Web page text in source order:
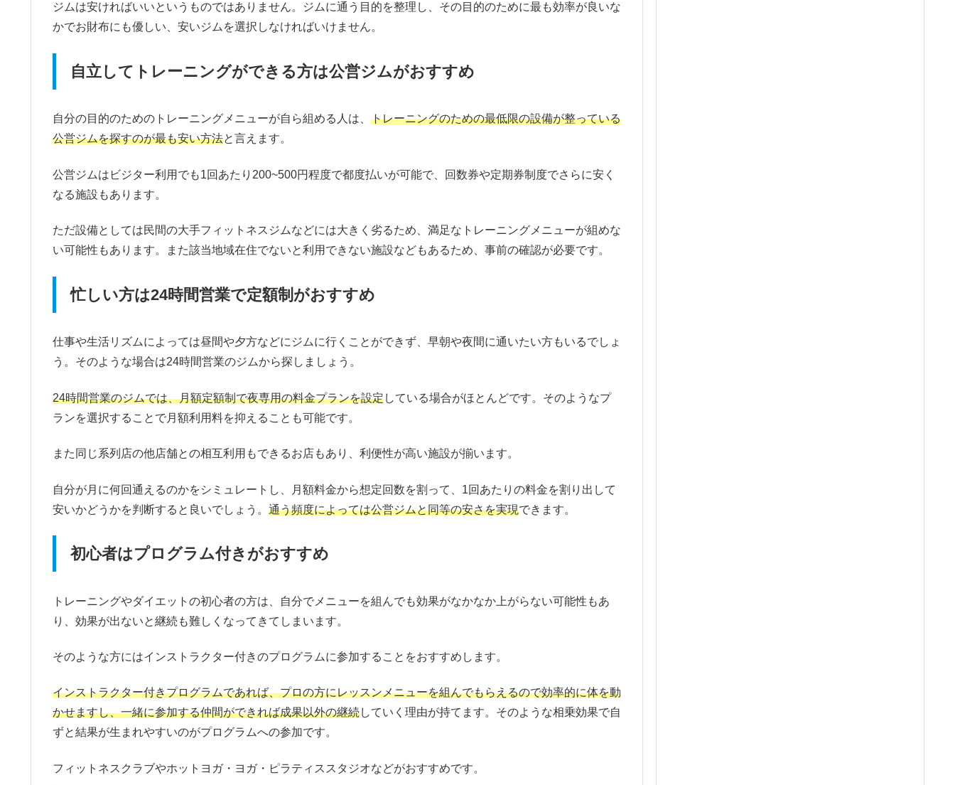
ジムは安ければいいというものではありません。ジムに通う目的を整理し、その目的のために最も効率が良いな
かでお財布にも優しい、安いジムを選択しなければいけません。
自立してトレーニングができる方は公営ジムがおすすめ
自分の目的のためのトレーニングメニューが自ら組める人は、 トレーニングのための最低限の設備が整っている
公営ジムを探すのが最も安い方法と言えます。
公営ジムはビジター利用でも1回あたり200~500円程度で都度払いが可能で、回数券や定期券制度でさらに安く
なる施設もあります。
ただ設備としては民間の大手フィットネスジムなどには大きく劣るため、満足なトレーニングメニューが組めな
い可能性もあります。また該当地域在住でないと利用できない施設などもあるため、事前の確認が必要です。
忙しい方は24時間営業で定額制がおすすめ
仕事や生活リズムによっては昼間や夕方などにジムに行くことができず、早朝や夜間に通いたい方もいるでしょ
う。そのような場合は24時間営業のジムから探しましょう。
24時間営業のジムでは、月額定額制で夜専用の料金プランを設定している場合がほとんどです。そのようなプ
ランを選択することで月額利用料を抑えることも可能です。
また同じ系列店の他店舗との相互利用もできるお店もあり、利便性が高い施設が揃います。
自分が月に何回通えるのかをシミュレートし、月額料金から想定回数を割って、1回あたりの料金を割り出して
安いかどうかを判断すると良いでしょう。 通う頻度によっては公営ジムと同等の安さを実現できます。
初心者はプログラム付きがおすすめ
トレーニングやダイエットの初心者の方は、自分でメニューを組んでも効果がなかなか上がらない可能性もあ
り、効果が出ないと継続も難しくなってきてしまいます。
そのような方にはインストラクター付きのプログラムに参加することをおすすめします。
インストラクター付きプログラムであれば、プロの方にレッスンメニューを組んでもらえるので効率的に体を動
かせますし、一緒に参加する仲間ができれば成果以外の継続していく理由が持てます。そのような相乗効果で自
ずと結果が生まれやすいのがプログラムへの参加です。
フィットネスクラブやホットヨガ・ヨガ・ピラティススタジオなどがおすすめです。